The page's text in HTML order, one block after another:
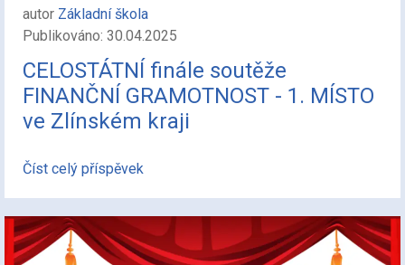
autor Základní škola
Publikováno: 30.04.2025
CELOSTÁTNÍ finále soutěže
FINANČNÍ GRAMOTNOST - 1. MÍSTO
ve Zlínském kraji
Číst celý příspěvek